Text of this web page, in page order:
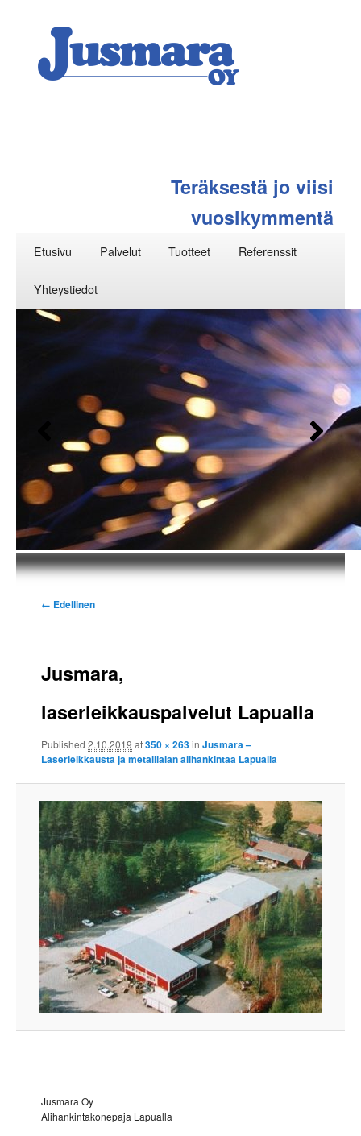
Teräksestä jo viisi
vuosikymmentä
Siirry
sisältöön
Etusivu Palvelut Tuotteet Referenssit
Yhteystiedot
Kuvien
← Edellinen
Jusmara,
laserleikkauspalvelut Lapualla
Published 2.10.2019 at350 × 263in Jusmara –
Laserleikkausta ja metallialan alihankintaa Lapualla
Jusmara Oy
Alihankintakonepaja Lapualla